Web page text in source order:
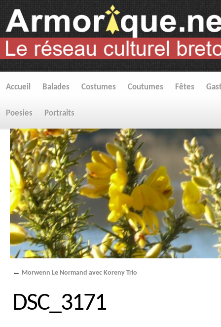
Accueil Balades Costumes Coutumes Fêtes
Poesies Portraits
← Morwenn Le Normand avec Koreny Trio
DSC_3171